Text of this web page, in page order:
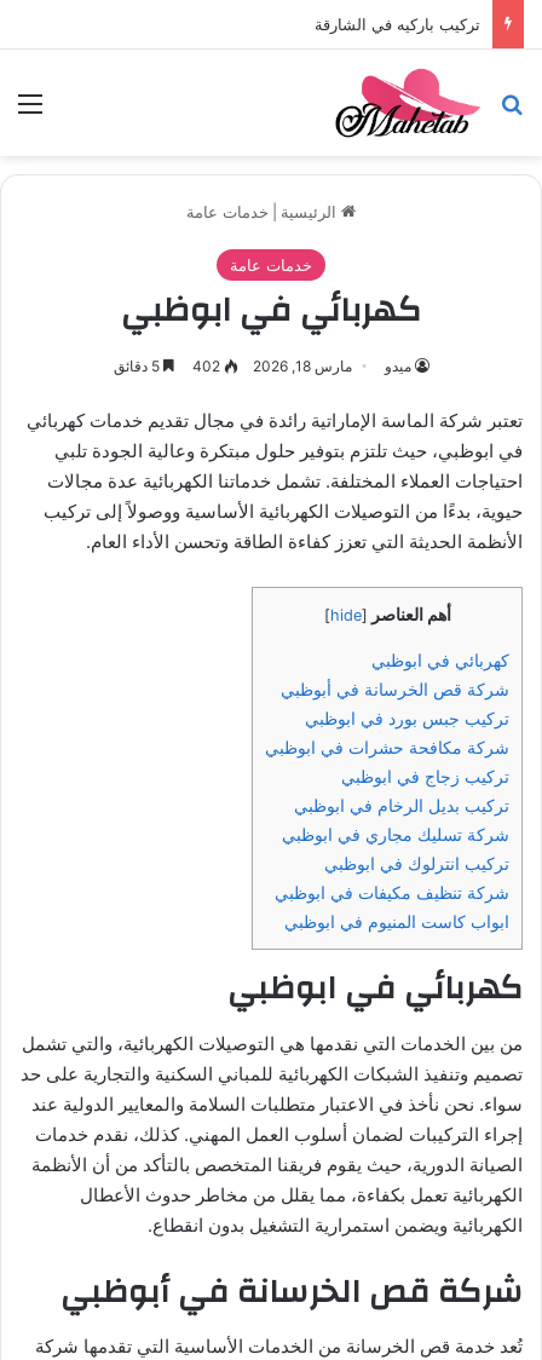
تركيب باركيه في الشارقة
بحث عن
الرئيسية خدمات عامة
خدمات عامة
كهربائي في ابوظبي
ميدو مارس 18, 2026 402 5 دقائق
تعتبر شركة الماسة الإماراتية رائدة في مجال تقديم خدمات كهربائي
في ابوظبي، حيث تلتزم بتوفير حلول مبتكرة وعالية الجودة تلبي
احتياجات العملاء المختلفة. تشمل خدماتنا الكهربائية عدة مجالات
حيوية، بدءًا من التوصيلات الكهربائية الأساسية ووصولاً إلى تركيب
الأنظمة الحديثة التي تعزز كفاءة الطاقة وتحسن الأداء العام.
أهم العناصر [
hide
]
كهربائي في ابوظبي
شركة قص الخرسانة في أبوظبي
تركيب جبس بورد في ابوظبي
شركة مكافحة حشرات في ابوظبي
تركيب زجاج في ابوظبي
تركيب بديل الرخام في ابوظبي
شركة تسليك مجاري في ابوظبي
تركيب انترلوك في ابوظبي
شركة تنظيف مكيفات في ابوظبي
ابواب كاست المنيوم في ابوظبي
كهربائي في ابوظبي
من بين الخدمات التي نقدمها هي التوصيلات الكهربائية، والتي تشمل
تصميم وتنفيذ الشبكات الكهربائية للمباني السكنية والتجارية على حد
سواء. نحن نأخذ في الاعتبار متطلبات السلامة والمعايير الدولية عند
إجراء التركيبات لضمان أسلوب العمل المهني. كذلك، نقدم خدمات
الصيانة الدورية، حيث يقوم فريقنا المتخصص بالتأكد من أن الأنظمة
الكهربائية تعمل بكفاءة، مما يقلل من مخاطر حدوث الأعطال
الكهربائية ويضمن استمرارية التشغيل بدون انقطاع.
شركة قص الخرسانة في أبوظبي
تُعد خدمة قص الخرسانة من الخدمات الأساسية التي تقدمها شركة